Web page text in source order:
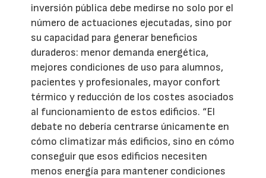
inversión pública debe medirse no solo por el
número de actuaciones ejecutadas, sino por
su capacidad para generar beneficios
duraderos: menor demanda energética,
mejores condiciones de uso para alumnos,
pacientes y profesionales, mayor confort
térmico y reducción de los costes asociados
al funcionamiento de estos edificios. “El
debate no debería centrarse únicamente en
cómo climatizar más edificios, sino en cómo
conseguir que esos edificios necesiten
menos energía para mantener condiciones